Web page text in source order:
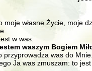
własne Życie, moje
w was.
waszym Bogiem
przyprowadza was do Mnie.
Ja was zmuszam: to jest